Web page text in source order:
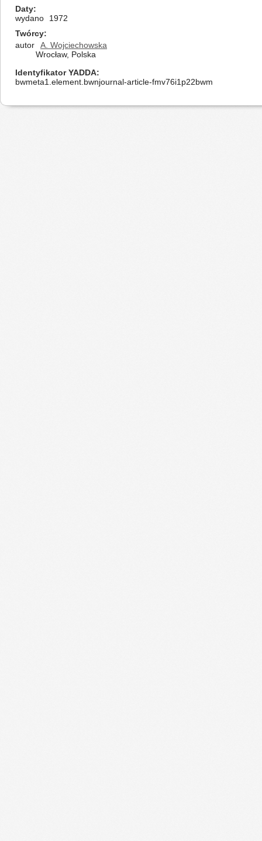
Daty
wydano
1972
Twórcy
autor
A. Wojciechowska
Wrocław, Polska
Identyfikator YADDA
bwmeta1.element.bwnjournal-article-fmv76i1p22bwm